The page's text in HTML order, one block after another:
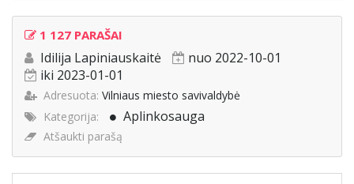
1 127 PARAŠAI
Idilija Lapiniauskaitė
nuo 2022-10-01
iki 2023-01-01
Adresuota: Vilniaus miesto savivaldybė
Kategorija:
Aplinkosauga
Atšaukti parašą